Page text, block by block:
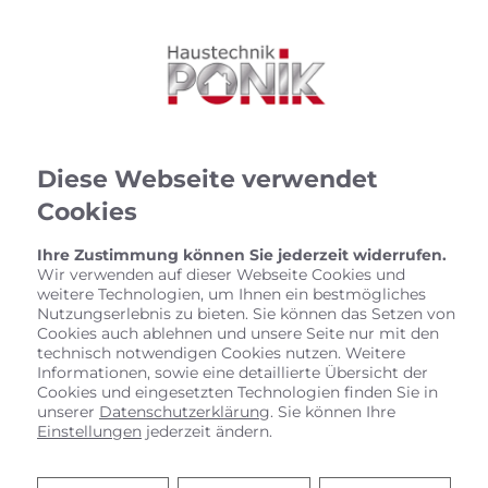
Diese Webseite verwendet
Cookies
Ihre Zustimmung können Sie jederzeit widerrufen.
Wir verwenden auf dieser Webseite Cookies und
weitere Technologien, um Ihnen ein bestmögliches
Nutzungserlebnis zu bieten. Sie können das Setzen von
Cookies auch ablehnen und unsere Seite nur mit den
technisch notwendigen Cookies nutzen. Weitere
Informationen, sowie eine detaillierte Übersicht der
Cookies und eingesetzten Technologien finden Sie in
unserer Datenschutzerklärung. Sie können Ihre
Einstellungen jederzeit ändern.